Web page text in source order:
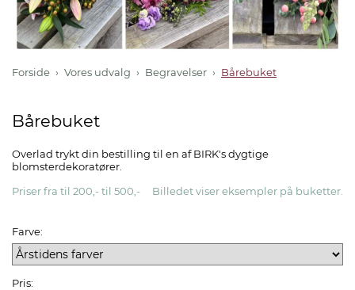
Forside Vores udvalg Begravelser Bårebuket
Bårebuket
Overlad trykt din bestilling til en af BIRK's dygtige
blomsterdekoratører.
Priser fra til 200,- til 500,- Billedet viser eksempler på buketter.
Farve:
Pris: